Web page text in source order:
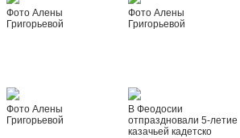
Фото Алены
Григорьевой
Фото Алены
Григорьевой
Фото Алены
Григорьевой
В Феодосии
отпраздновали 5-летие
казачьей кадетско